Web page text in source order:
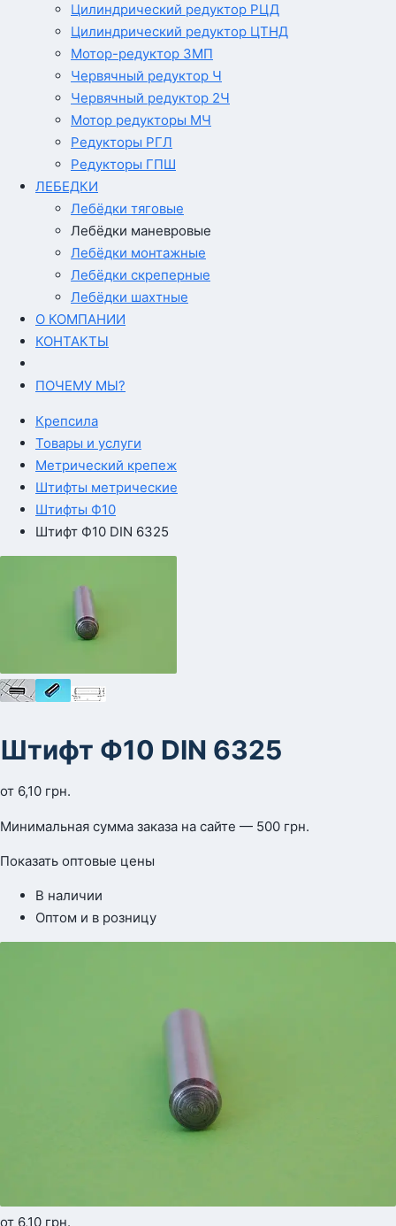
Цилиндрический редуктор РЦД
Цилиндрический редуктор ЦТНД
Мотор-редуктор 3МП
Червячный редуктор Ч
Червячный редуктор 2Ч
Мотор редукторы МЧ
Редукторы РГЛ
Редукторы ГПШ
ЛЕБЕДКИ
Лебёдки тяговые
Лебёдки маневровые
Лебёдки монтажные
Лебёдки скреперные
Лебёдки шахтные
О КОМПАНИИ
КОНТАКТЫ
ПОЧЕМУ МЫ?
Крепсила
Товары и услуги
Метрический крепеж
Штифты метрические
Штифты Ф10
Штифт Ф10 DIN 6325
Штифт Ф10 DIN 6325
от 6,10 грн.
Минимальная сумма заказа на сайте — 500 грн.
Показать оптовые цены
В наличии
Оптом и в розницу
от 6,10 грн.